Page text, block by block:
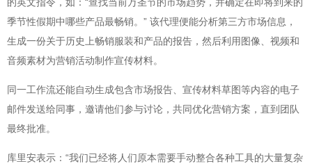
季节性假期中哪些产品最畅销。” 该代理便能分析第三方市场信息，
生成一份关于历史上畅销服装和产品的报告，然后利用图像、视频和
音频素材为营销活动制作宣传材料。
同一工作流还能自动生成包含市场报告、宣传材料草图等内容的电子
邮件发送给同事，邀请他们参与讨论，共同优化营销方案，直到团队
最终批准。
库里安表示：“我们已经将人们原本需要手动整合各种工具的大量复杂